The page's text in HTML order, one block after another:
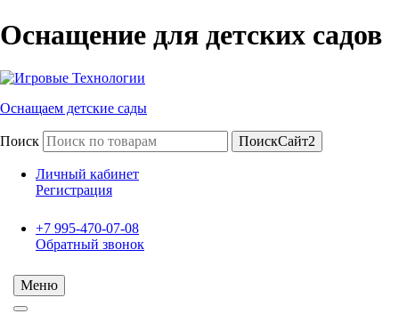
Оснащение для детских садов
Оснащаем детские сады
Поиск ПоискСайт2
Личный кабинет
Регистрация
+7 995-470-07-08
Обратный звонок
Меню